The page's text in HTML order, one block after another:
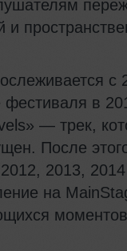
и
с
в
— трек,
После
2013,
на